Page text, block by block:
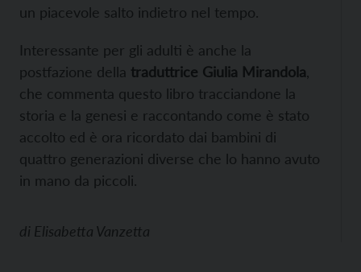
un piacevole salto indietro nel tempo.
Interessante per gli adulti è anche la
postfazione della traduttrice Giulia Mirandola
che commenta questo libro tracciandone la
storia e la genesi e raccontando come è stato
accolto ed è ora ricordato dai bambini di
quattro generazioni diverse che lo hanno avuto
in mano da piccoli.
di Elisabetta Vanzetta